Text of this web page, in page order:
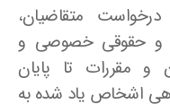
متقاضیان،
و حقوقی خصوصی و
و مقررات تا پایان
اشخاص یاد شده به